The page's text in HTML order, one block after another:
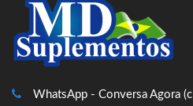
WhatsApp - Conversa Agora